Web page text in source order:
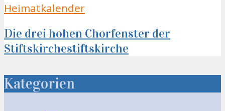
Heimatkalender
Die drei hohen Chorfenster der
Stiftskirchestiftskirche
Kategorien